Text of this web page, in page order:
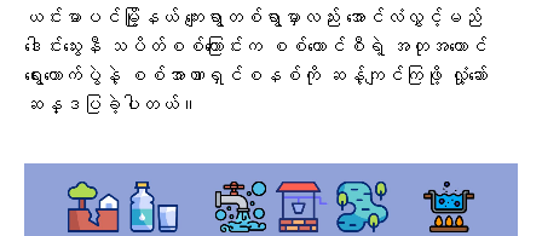
ယင်းမာပင်မြို့နယ် ကျေးရွာတစ်ရွာမှာလည်း အောင်လံလွှင့်မည်
ဒေါင်းသွေးနီ သပိတ်စစ်ကြောင်းက စစ်ကောင်စီရဲ့ အတုအယောင်
ရွေးကောက်ပွဲနဲ့ စစ်အာဏာရှင်စနစ်ကို ဆန့်ကျင်ကြဖို့ လှုံ့ဆော်
ဆန္ဒပြခဲ့ပါတယ်။